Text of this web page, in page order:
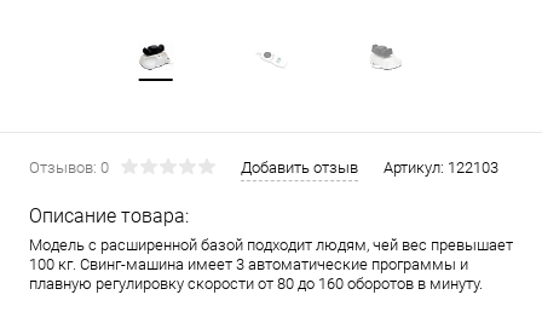
Отзывов: 0 Добавить отзыв Артикул: 122103
Описание товара:
Модель с расширенной базой подходит людям, чей вес превышает
100 кг. Свинг-машина имеет 3 автоматические программы и
плавную регулировку скорости от 80 до 160 оборотов в минуту.